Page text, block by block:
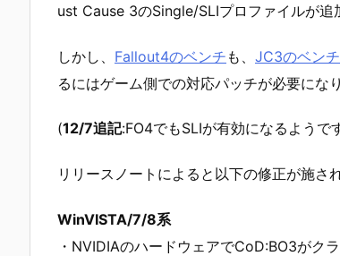
ust Cause 3のSingle/SLIプロファイルが追
しかし、 Fallout4のベンチ も、 JC3のベンチ
るにはゲーム側での対応パッチが必要にな
(12/7追記:FO4でもSLIが有効になるようで
リリースノートによると以下の修正が施さ
WinVISTA/7/8系
・NVIDIAのハードウェアでCoD:BO3がク